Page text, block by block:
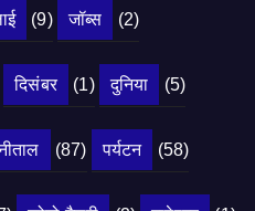
(9) जॉब्स (2)
दिसंबर (1) दुनिया (5)
(87) पर्यटन (58)